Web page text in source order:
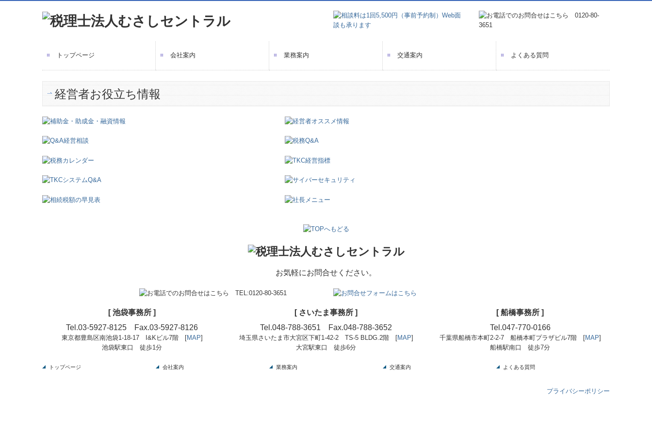
トップページ 会社案内 業務案内 交通案内 よくある質問
経営者お役立ち情報
お気軽にお問合せください。
[ 池袋事務所 ]
Tel.03-5927-8125 Fax.03-5927-8126
東京都豊島区南池袋1-18-17 I&Kビル7階 [MAP]
池袋駅東口 徒歩1分
[ さいたま事務所 ]
Tel.048-788-3651 Fax.048-788-3652
埼玉県さいたま市大宮区下町1-42-2 TS-5 BLDG.2階[MAP]
大宮駅東口 徒歩6分
[船橋事務所 ]
Tel.047-770-0166
千葉県船橋市本町2-2-7 船橋本町プラザビル7階[MAP]
船橋駅南口 徒歩7分
トップページ 会社案内 業務案内 交通案内 よくある質問
プライバシーポリシー